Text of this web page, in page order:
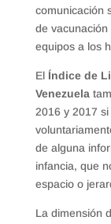
comunicación
de
equipos a los
El Índice de
Venezuela
2016 y 2017
de alguna
infancia, que
espacio o
La dimensión